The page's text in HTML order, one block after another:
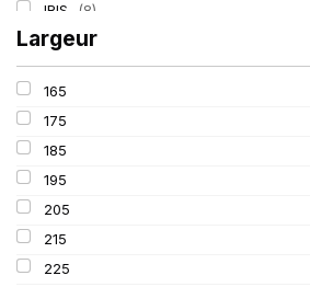
IRIS
(8)
ITALMATIC
LASSA (174)
LING LONG
MICHELIN
MITAS
Mondolfo ferro
PIRELLI
PROMETEON
SCHRADER
Largeur
165
175
185
195
205
215
225